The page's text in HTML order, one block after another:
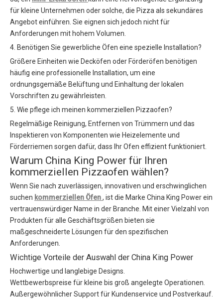
für kleine Unternehmen oder solche, die Pizza als sekundäres
Angebot einführen. Sie eignen sich jedoch nicht für
Anforderungen mit hohem Volumen.
4. Benötigen Sie gewerbliche Öfen eine spezielle Installation?
Größere Einheiten wie Decköfen oder Förderöfen benötigen
häufig eine professionelle Installation, um eine
ordnungsgemäße Belüftung und Einhaltung der lokalen
Vorschriften zu gewährleisten.
5. Wie pflege ich meinen kommerziellen Pizzaofen?
Regelmäßige Reinigung, Entfernen von Trümmern und das
Inspektieren von Komponenten wie Heizelemente und
Förderriemen sorgen dafür, dass Ihr Ofen effizient funktioniert.
Warum China King Power für Ihren
kommerziellen Pizzaofen wählen?
Wenn Sie nach zuverlässigen, innovativen und erschwinglichen
suchen kommerziellen Öfen, ist die Marke China King Power ein
vertrauenswürdiger Name in der Branche. Mit einer Vielzahl von
Produkten für alle Geschäftsgrößen bieten sie
maßgeschneiderte Lösungen für den spezifischen
Anforderungen.
Wichtige Vorteile der Auswahl der China King Power
Hochwertige und langlebige Designs.
Wettbewerbspreise für kleine bis groß angelegte Operationen.
Außergewöhnlicher Support für Kundenservice und Postverkauf.